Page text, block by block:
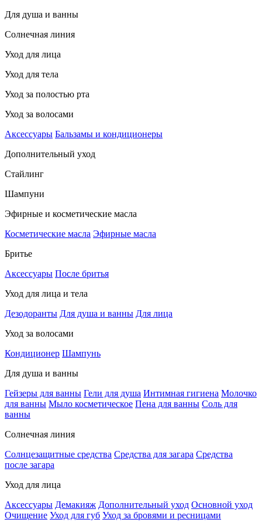
Для душа и ванны
Солнечная линия
Уход для лица
Уход для тела
Уход за полостью рта
Уход за волосами
Аксессуары Бальзамы и кондиционеры
Дополнительный уход
Стайлинг
Шампуни
Эфирные и косметические масла
Косметические масла Эфирные масла
Бритье
Аксессуары После бритья
Уход для лица и тела
Дезодоранты Для душа и ванны Для лица
Уход за волосами
Кондиционер Шампунь
Для душа и ванны
Гейзеры для ванны Гели для душа Интимная гигиена Молочко
для ванны Мыло косметическое Пена для ванны Соль для
ванны
Солнечная линия
Солнцезащитные средства Средства для загара Средства
после загара
Уход для лица
Аксессуары Демакияж Дополнительный уход Основной уход
Очищение Уход для губ Уход за бровями и ресницами